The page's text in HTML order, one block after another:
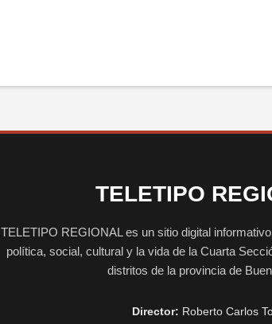
TELETIPO
TELETIPO REGIONAL es un sitio digital
política, social, cultural y la vida de la Cuarta
distritos de la provincia de
Director: Roberto Carlos